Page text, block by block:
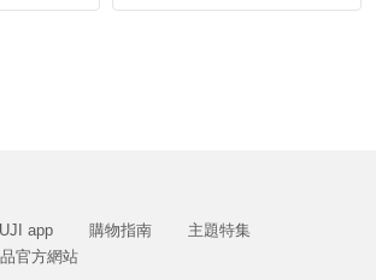
app 購物指南
主題特集
官方網站